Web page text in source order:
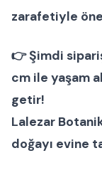
zarafetiyle öne
👉Şimdi
cm ile yaşam
getir!
Lalezar
doğayı evine